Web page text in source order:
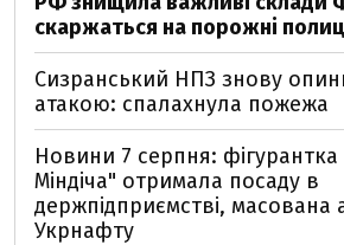
скаржаться на порожні
Сизранський НПЗ знову
атакою: спалахнула пожежа
Новини 7 серпня: фігурантка
Міндіча" отримала посаду в
держпідприємстві, масована
Укрнафту